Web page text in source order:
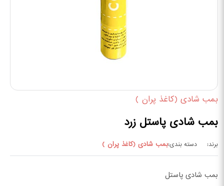
بمب شادی (کاغذ پران )
بمب شادی پاستل زرد
برند: دسته بندی:بمب شادی (کاغذ پران )
بمب شادی پاستل